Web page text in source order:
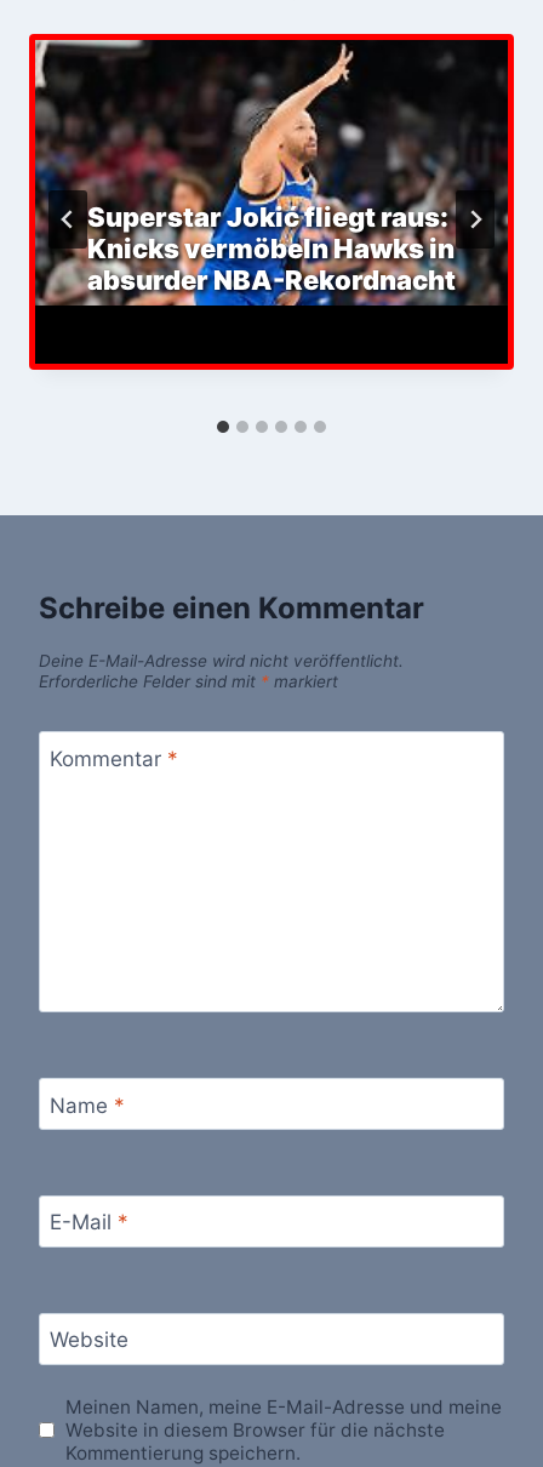
Superstar Jokić fliegt raus:
Knicks vermöbeln Hawks in
absurder NBA-Rekordnacht
Schreibe einen Kommentar
Deine E-Mail-Adresse wird nicht veröffentlicht.
Erforderliche Felder sind mit * markiert
Kommentar *
Name *
E-Mail *
Website
Meinen Namen, meine E-Mail-Adresse und meine
Website in diesem Browser für die nächste
Kommentierung speichern.